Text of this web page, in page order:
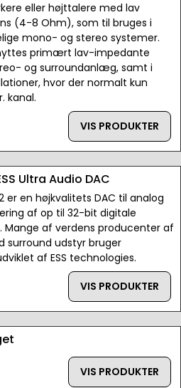
eller højttalere med lav
(4-8 Ohm), som til bruges i
mono- og stereo systemer.
primært lav-impedante
og surroundanlæg, samt i
hvor der normalt kun
kanal.
VIS PRODUKTER
Ultra Audio DAC
er en højkvalitets DAC til analog
af op til 32-bit digitale
Mange af verdens producenter af
surround udstyr bruger
af ESS technologies.
VIS PRODUKTER
VIS PRODUKTER